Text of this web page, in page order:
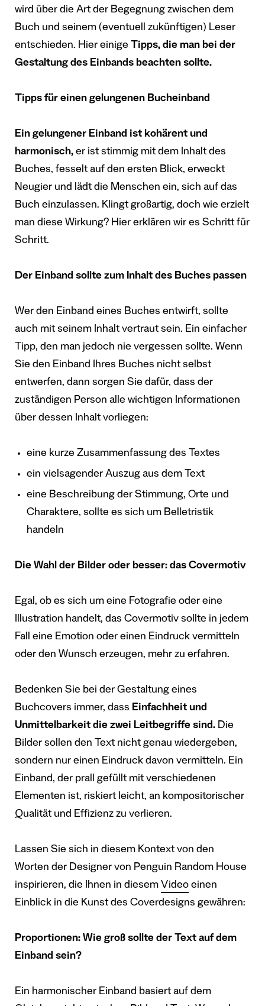
wird über die Art der Begegnung zwischen dem
Buch und seinem (eventuell zukünftigen) Leser
entschieden. Hier einige Tipps, die man bei der
Gestaltung des Einbands beachten sollte.
Tipps für einen gelungenen Bucheinband
Ein gelungener Einband ist kohärent und
harmonisch, er ist stimmig mit dem Inhalt des
Buches, fesselt auf den ersten Blick, erweckt
Neugier und lädt die Menschen ein, sich auf das
Buch einzulassen. Klingt großartig, doch wie erzielt
man diese Wirkung? Hier erklären wir es Schritt für
Schritt.
Der Einband sollte zum Inhalt des Buches passen
Wer den Einband eines Buches entwirft, sollte
auch mit seinem Inhalt vertraut sein. Ein einfacher
Tipp, den man jedoch nie vergessen sollte. Wenn
Sie den Einband Ihres Buches nicht selbst
entwerfen, dann sorgen Sie dafür, dass der
zuständigen Person alle wichtigen Informationen
über dessen Inhalt vorliegen:
eine kurze Zusammenfassung des Textes
ein vielsagender Auszug aus dem Text
eine Beschreibung der Stimmung, Orte und
Charaktere, sollte es sich um Belletristik
handeln
Die Wahl der Bilder oder besser: das Covermotiv
Egal, ob es sich um eine Fotografie oder eine
Illustration handelt, das Covermotiv sollte in jedem
Fall eine Emotion oder einen Eindruck vermitteln
oder den Wunsch erzeugen, mehr zu erfahren.
Bedenken Sie bei der Gestaltung eines
Buchcovers immer, dass Einfachheit und
Unmittelbarkeit die zwei Leitbegriffe sind. Die
Bilder sollen den Text nicht genau wiedergeben,
sondern nur einen Eindruck davon vermitteln. Ein
Einband, der prall gefüllt mit verschiedenen
Elementen ist, riskiert leicht, an kompositorischer
Qualität und Effizienz zu verlieren.
Lassen Sie sich in diesem Kontext von den
Worten der Designer von Penguin Random House
inspirieren, die Ihnen in diesem Video einen
Einblick in die Kunst des Coverdesigns gewähren:
Proportionen: Wie groß sollte der Text auf dem
Einband sein?
Ein harmonischer Einband basiert auf dem